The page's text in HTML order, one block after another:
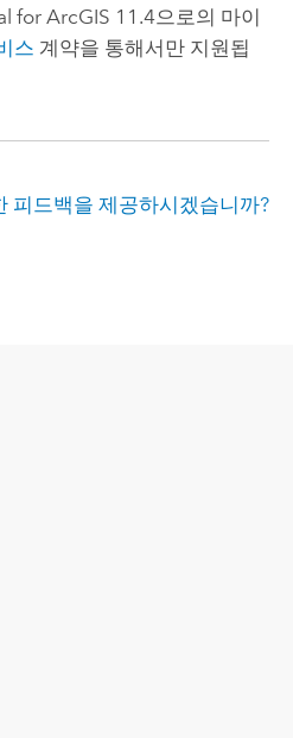
for ArcGIS 11.4으로의 마이
스 계약을 통해서만 지원됩
피드백을 제공하시겠습니까?